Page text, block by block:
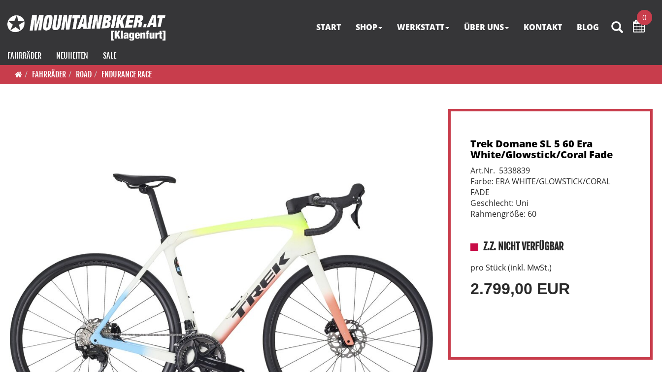
0
START SHOP WERKSTATT ÜBER UNS KONTAKT BLOG
FAHRRÄDER NEUHEITEN
SALE
FAHRRÄDER
ROAD ENDURANCE RACE
Trek Domane SL 5 60 Era
White/Glowstick/Coral Fade
Art.Nr. 5338839
Farbe: ERA WHITE/GLOWSTICK/CORAL
FADE
Geschlecht: Uni
Rahmengröße: 60
Z.Z. NICHT VERFÜGBAR
pro Stück (inkl. MwSt.)
2.799,00 EUR